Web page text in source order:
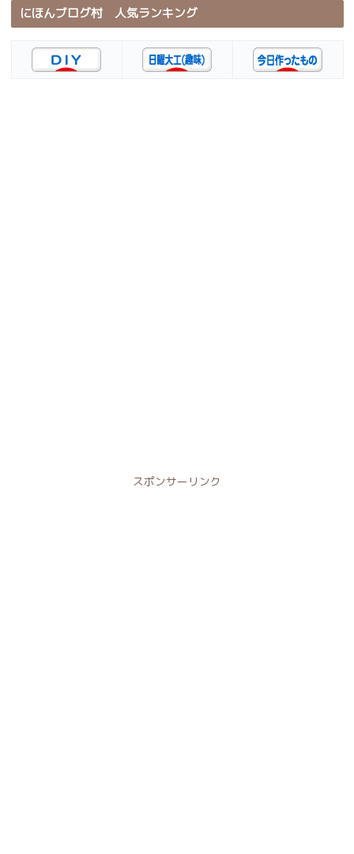
にほんブログ村 人気ランキング
スポンサーリンク